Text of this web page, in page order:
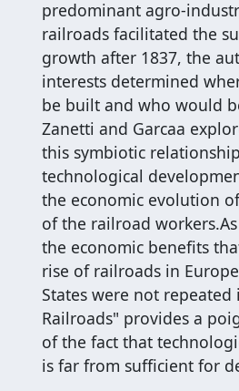
predominant agro-
railroads facilitated the
growth after 1837, the
interests determined
be built and who would
Zanetti and Garcaa
this symbiotic
technological
the economic evolution
of the railroad
the economic benefits
rise of railroads in
States were not repeated
Railroads" provides a
of the fact that
is far from sufficient for